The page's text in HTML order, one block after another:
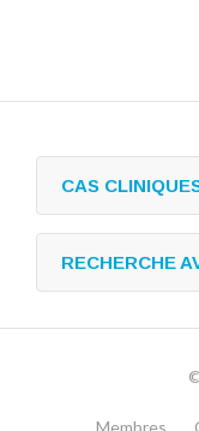
CAS
RECHERCHE
Membres